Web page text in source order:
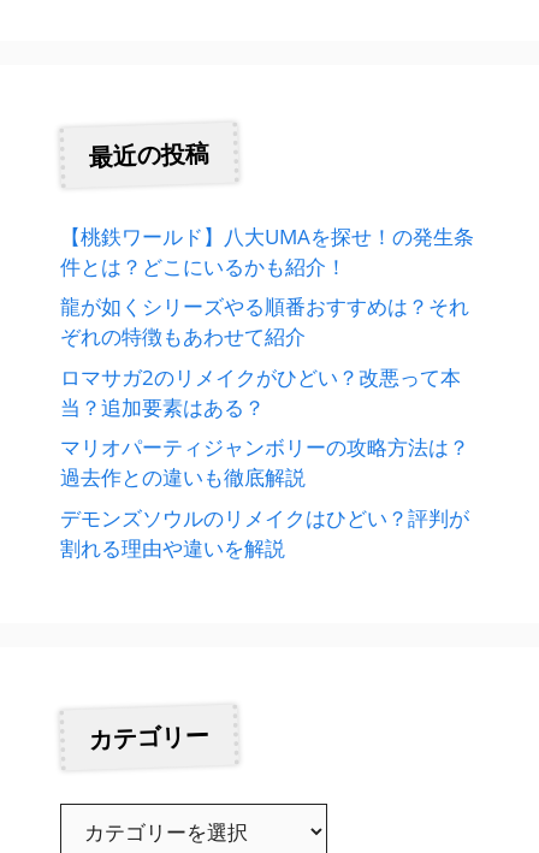
最近の投稿
【桃鉄ワールド】八大UMAを探せ！の発生条
件とは？どこにいるかも紹介！
龍が如くシリーズやる順番おすすめは？それ
ぞれの特徴もあわせて紹介
ロマサガ2のリメイクがひどい？改悪って本
当？追加要素はある？
マリオパーティジャンボリーの攻略方法は？
過去作との違いも徹底解説
デモンズソウルのリメイクはひどい？評判が
割れる理由や違いを解説
カテゴリー